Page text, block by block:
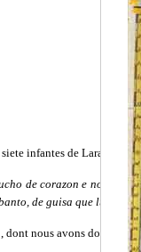
infantes de Lara »
de corazon e non lo
de guisa que luego
dont nous avons donné